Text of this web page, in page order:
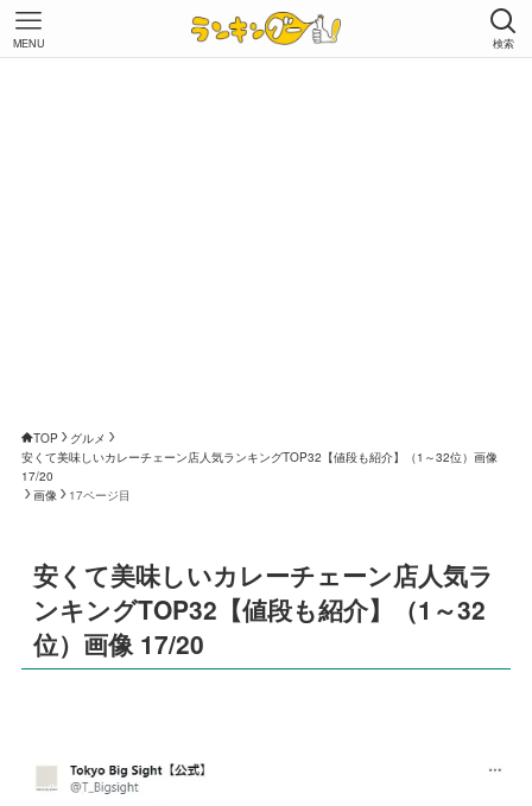
検索
MENU
TOP
グルメ
安くて美味しいカレーチェーン店人気ランキングTOP32【値段も紹介】（1～32位）画像
17/20
画像
17ページ目
安くて美味しいカレーチェーン店人気ラ
ンキングTOP32【値段も紹介】（1～32
位）画像 17/20